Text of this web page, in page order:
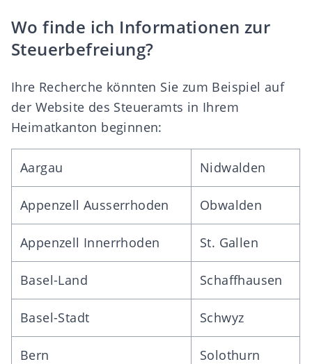
Wo finde ich Informationen zur
Steuerbefreiung?
Ihre Recherche könnten Sie zum Beispiel auf
der Website des Steueramts in Ihrem
Heimatkanton beginnen:
Aargau Nidwalden
Appenzell Ausserrhoden Obwalden
Appenzell Innerrhoden St. Gallen
Basel-Land Schaffhausen
Basel-Stadt Schwyz
Bern Solothurn